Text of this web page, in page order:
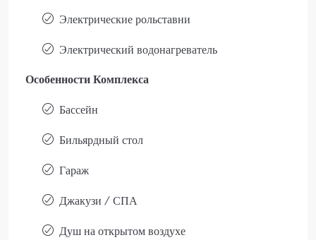
Электрические рольставни
Электрический водонагреватель
Особенности Комплекса
Бассейн
Бильярдный стол
Гараж
Джакузи / СПА
Душ на открытом воздухе